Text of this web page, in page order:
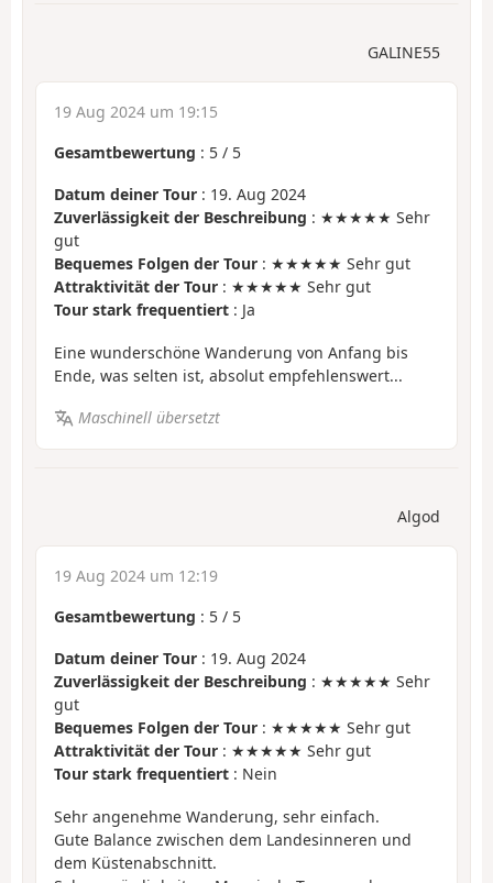
GALINE55
19 Aug 2024 um 19:15
Gesamtbewertung : 5 / 5
Datum deiner Tour : 19. Aug 2024
Zuverlässigkeit der Beschreibung : ★★★★★ Sehr
gut
Bequemes Folgen der Tour : ★★★★★ Sehr gut
Attraktivität der Tour : ★★★★★ Sehr gut
Tour stark frequentiert : Ja
Eine wunderschöne Wanderung von Anfang bis
Ende, was selten ist, absolut empfehlenswert...
Maschinell übersetzt
Algod
19 Aug 2024 um 12:19
Gesamtbewertung : 5 / 5
Datum deiner Tour : 19. Aug 2024
Zuverlässigkeit der Beschreibung : ★★★★★ Sehr
gut
Bequemes Folgen der Tour : ★★★★★ Sehr gut
Attraktivität der Tour : ★★★★★ Sehr gut
Tour stark frequentiert : Nein
Sehr angenehme Wanderung, sehr einfach.
Gute Balance zwischen dem Landesinneren und
dem Küstenabschnitt.